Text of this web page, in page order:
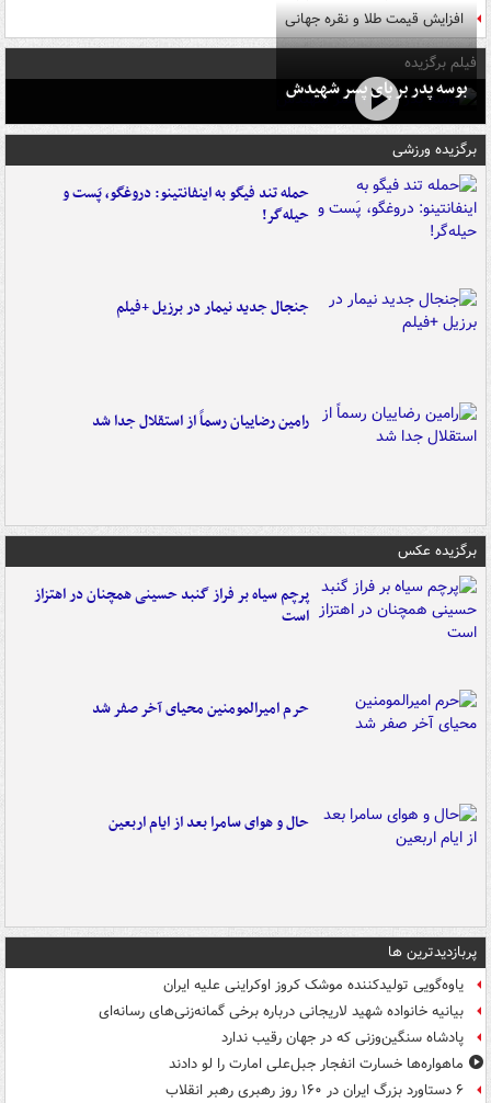
افزایش قیمت طلا و نقره جهانی
فیلم برگزیده
بوسه‌ پدر بر پای پسر شهیدش
برگزیده ورزشی
حمله تند فیگو به اینفانتینو: دروغگو، پَست‌ و
حیله‌گر!
جنجال جدید نیمار در برزیل +فیلم
رامین رضاییان رسماً از استقلال جدا شد
برگزیده عکس
پرچم سیاه بر فراز گنبد حسینی همچنان در اهتزاز
است
حرم امیرالمومنین محیای آخر صفر شد
حال و هوای سامرا بعد از ایام اربعین
پربازدیدترین ها
یاوه‌گویی تولیدکننده موشک کروز اوکراینی علیه ایران
بیانیه خانواده شهید لاریجانی درباره برخی گمانه‌زنی‌های رسانه‌ای
پادشاه سنگین‌وزنی که در جهان رقیب ندارد
ماهواره‌ها خسارت انفجار جبل‌علی امارت را لو دادند
۶ دستاورد بزرگ ایران در ۱۶۰ روز رهبری رهبر انقلاب